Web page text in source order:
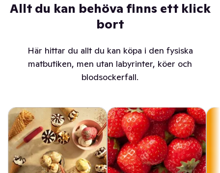
Allt du kan behöva finns ett klick
bort
Här hittar du allt du kan köpa i den fysiska
matbutiken, men utan labyrinter, köer och
blodsockerfall.